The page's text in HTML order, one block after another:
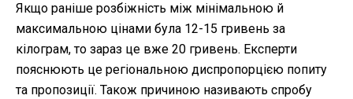
Якщо раніше розбіжність між мінімальною й
максимальною цінами була 12-15 гривень за
кілограм, то зараз це вже 20 гривень. Експерти
пояснюють це регіональною диспропорцією попиту
та пропозиції. Також причиною називають спробу